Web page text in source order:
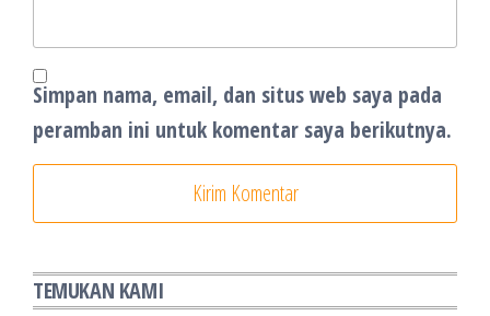
Simpan nama, email, dan situs web saya pada
peramban ini untuk komentar saya berikutnya.
TEMUKAN KAMI